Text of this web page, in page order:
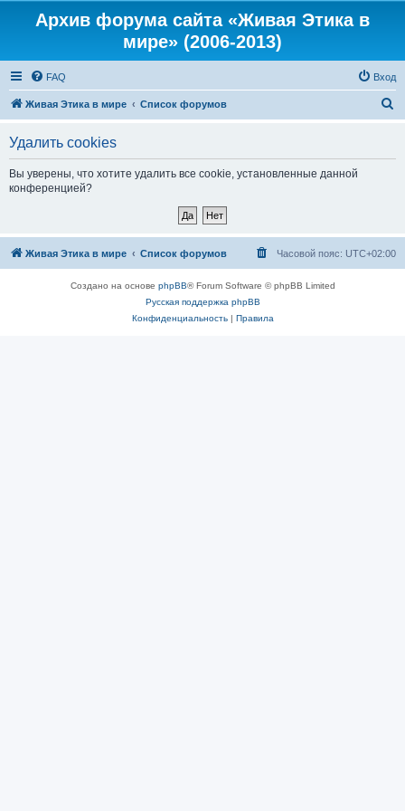
Архив форума сайта «Живая Этика в
мире» (2006-2013)
FAQ Вход
Живая Этика в мире Список форумов
Удалить cookies
Вы уверены, что хотите удалить все cookie, установленные данной
конференцией?
Живая Этика в мире Список форумов Часовой пояс: UTC+02:00
Создано на основе phpBB® Forum Software © phpBB Limited
Русская поддержка phpBB
Конфиденциальность| Правила